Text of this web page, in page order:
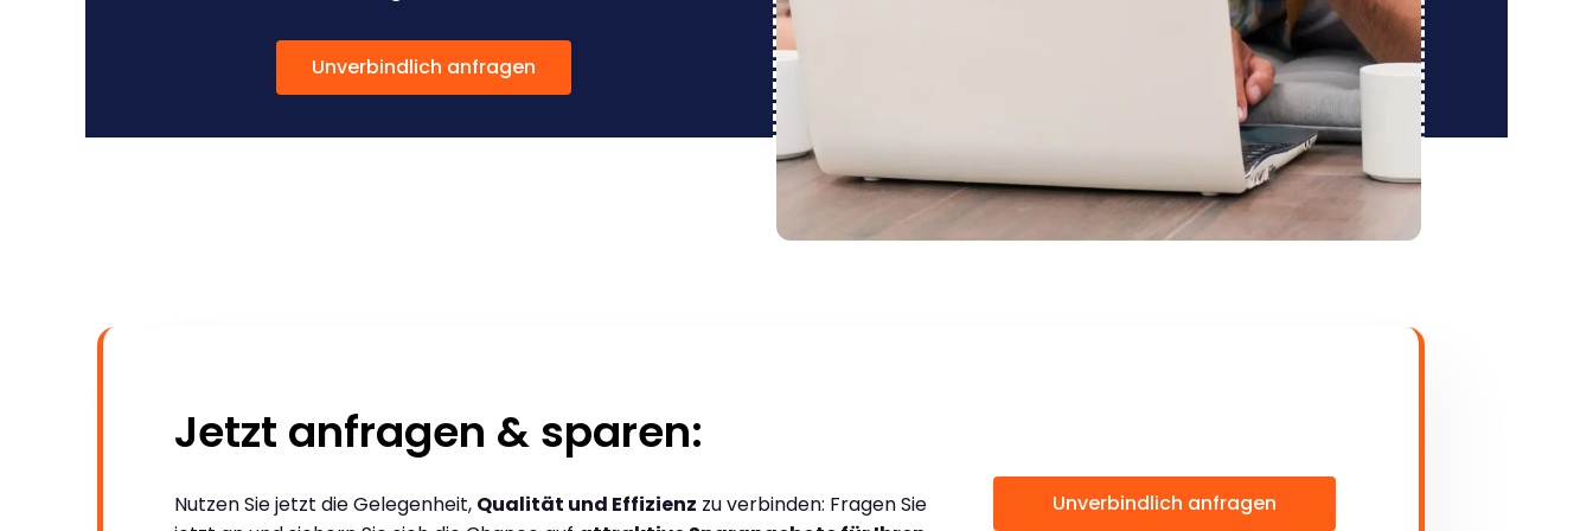
Unverbindlich anfragen
Jetzt anfragen & sparen:
Nutzen Sie jetzt die Gelegenheit, Qualität und Effizienz zu verbinden: Fragen Sie
Unverbindlich anfragen